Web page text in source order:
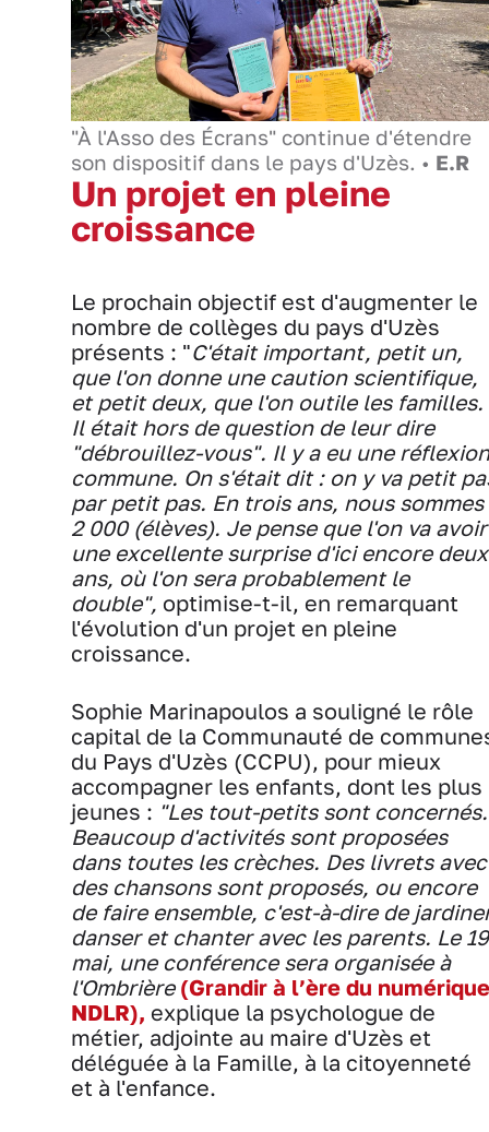
"À l'Asso des Écrans" continue d'étendre
son dispositif dans le pays d'Uzès. • E.R
Un projet en pleine
croissance
Le prochain objectif est d'augmenter le
nombre de collèges du pays d'Uzès
présents : "C'était important, petit un,
que l'on donne une caution scientifique,
et petit deux, que l'on outile les familles.
Il était hors de question de leur dire
"débrouillez-vous". Il y a eu une réflexion
commune. On s'était dit : on y va petit
par petit pas. En trois ans, nous sommes
2 000 (élèves). Je pense que l'on va avoir
une excellente surprise d'ici encore deux
ans, où l'on sera probablement le
double", optimise-t-il, en remarquant
l'évolution d'un projet en pleine
croissance.
Sophie Marinapoulos a souligné le rôle
capital de la Communauté de
du Pays d'Uzès (CCPU), pour mieux
accompagner les enfants, dont les plus
jeunes : "Les tout-petits sont concernés.
Beaucoup d'activités sont proposées
dans toutes les crèches. Des livrets avec
des chansons sont proposés, ou encore
de faire ensemble, c'est-à-dire de
danser et chanter avec les parents. Le 19
mai, une conférence sera organisée à
l'Ombrière (Grandir à l’ère du
NDLR), explique la psychologue de
métier, adjointe au maire d'Uzès et
déléguée à la Famille, à la citoyenneté
et à l'enfance.